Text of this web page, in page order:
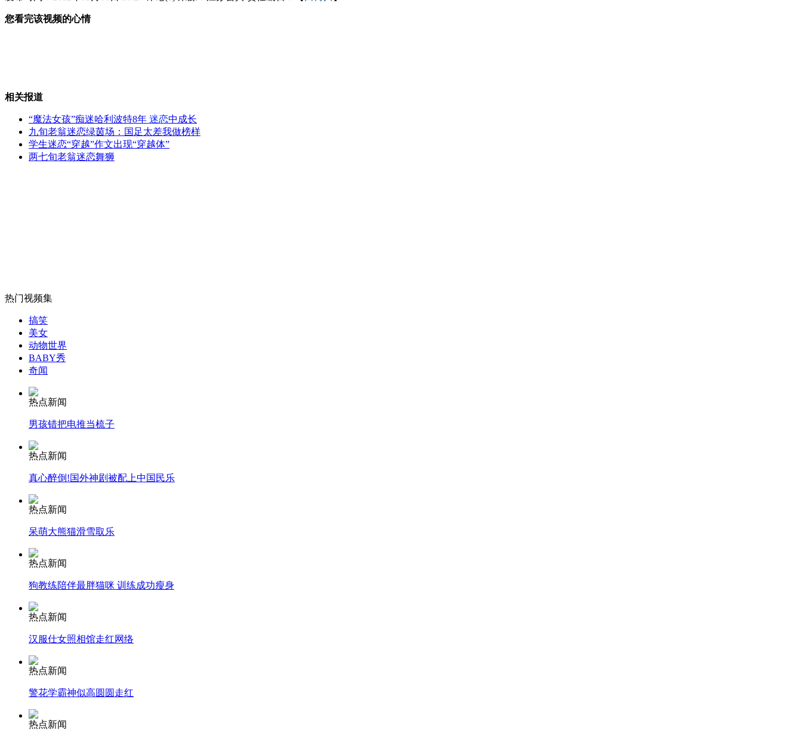
央行:商业银行不能参与一成首付
逃犯姐姐裸身拉民警合影阻止抓捕
女孩北京地铁殴打老人 痛下狠手拳打脚踢
无痛分娩是否安全 医生回应
外交部：反对强权政治霸凌主义
外交部：有关国家言论片面不公正
安徽一实载49人客车翻车
消防员救轻生者
司机酒驾遇交警 急速倒车逃窜
您看完该视频的心情
相关报道
“魔法女孩”痴迷哈利波特8年 迷恋中成长
九旬老翁迷恋绿茵场：国足太差我做榜样
学生迷恋“穿越”作文出现“穿越体”
两七旬老翁迷恋舞狮
热门视频集
搞笑
美女
动物世界
BABY秀
奇闻
热点新闻
男孩错把电推当梳子
热点新闻
真心醉倒!国外神剧被配上中国民乐
热点新闻
呆萌大熊猫滑雪取乐
热点新闻
狗教练陪伴最胖猫咪 训练成功瘦身
热点新闻
汉服仕女照相馆走红网络
热点新闻
警花学霸神似高圆圆走红
热点新闻